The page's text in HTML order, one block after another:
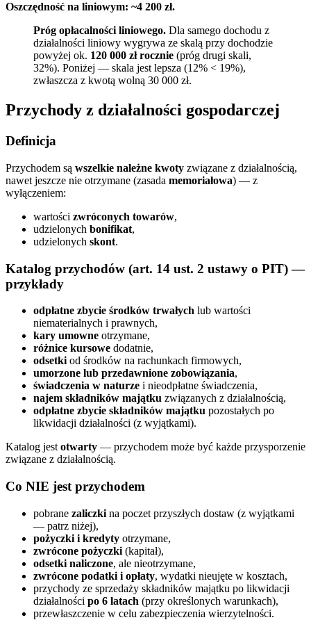
Oszczędność na liniowym: ~4 200 zł.
Próg opłacalności liniowego. Dla samego dochodu z
działalności liniowy wygrywa ze skalą przy dochodzie
powyżej ok. 120 000 zł rocznie (próg drugi skali,
32%). Poniżej — skala jest lepsza (12% < 19%),
zwłaszcza z kwotą wolną 30 000 zł.
Przychody z działalności gospodarczej
Definicja
Przychodem są wszelkie należne kwoty związane z działalnością,
nawet jeszcze nie otrzymane (zasada memoriałowa) — z
wyłączeniem:
wartości zwróconych towarów,
udzielonych bonifikat,
udzielonych skont.
Katalog przychodów (art. 14 ust. 2 ustawy o PIT) —
przykłady
odpłatne zbycie środków trwałych lub wartości
niematerialnych i prawnych,
kary umowne otrzymane,
różnice kursowe dodatnie,
odsetkiod środków na rachunkach firmowych,
umorzone lub przedawnione zobowiązania,
świadczenia w naturze i nieodpłatne świadczenia,
najem składników majątku związanych z działalnością,
odpłatne zbycie składników majątku pozostałych po
likwidacji działalności (z wyjątkami).
Katalog jestotwarty — przychodem może być każde przysporzenie
związane z działalnością.
Co NIE jest przychodem
pobrane zaliczki na poczet przyszłych dostaw (z wyjątkami
— patrz niżej),
pożyczki i kredyty otrzymane,
zwrócone pożyczki (kapitał),
odsetki naliczone, ale nieotrzymane,
zwrócone podatki i opłaty, wydatki nieujęte w kosztach,
przychody ze sprzedaży składników majątku po likwidacji
działalności po 6 latach (przy określonych warunkach),
przewłaszczenie w celu zabezpieczenia wierzytelności.